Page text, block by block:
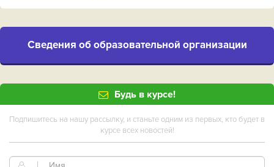
Cведения об образовательной организации
Будь в курсе!
Подпишитесь на нашу рассылку, и станьте одним из первых, кто будет в
курсе всех новостей!